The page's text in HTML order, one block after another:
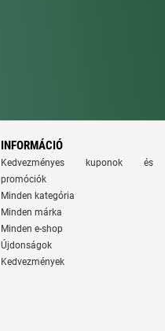
INFORMÁCIÓ
Kedvezményes kuponok és
promóciók
Minden kategória
Minden márka
Minden e-shop
Újdonságok
Kedvezmények